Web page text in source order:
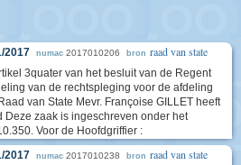
2017 numac 2017010206 bron raad van state
3quater van het besluit van de Regent
van de rechtspleging voor de afdeling
van State Mevr. Françoise GILLET heeft
zaak is ingeschreven onder het
Voor de Hoofdgriffier :
2017 numac 2017010238 bron raad van state